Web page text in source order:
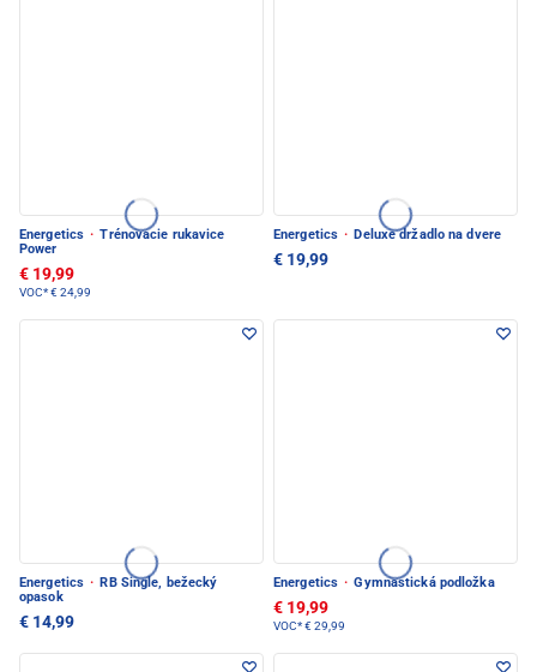
Energetics · Trénovacie rukavice
Power
€ 19,99
VOC*€ 24,99
Energetics · Deluxe držadlo na dvere
€ 19,99
Energetics · RB Single, bežecký
opasok
€ 14,99
Energetics · Gymnastická podložka
€ 19,99
VOC*€ 29,99